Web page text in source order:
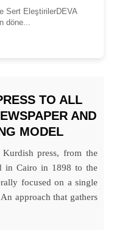
Sert EleştirilerDEVA
döne...
TO ALL
AND
MODEL
press, from the
in Cairo in 1898 to the
focused on a single
approach that gathers